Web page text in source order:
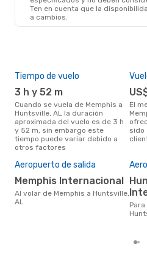
Ten en cuenta que la
a cambios.
Tiempo de vuelo
3 h y 52 m
Cuando se vuela de Memphis a
Huntsville, AL la duración
aproximada del vuelo es de 3 h
y 52 m, sin embargo este
tiempo puede variar debido a
otros factores
El mejor precio para vuelos de
sido
Aeropuerto de salida
Memphis Internacional
Al volar de Memphis a Huntsville,
AL
Huntsville
Para la ruta de Memphis a